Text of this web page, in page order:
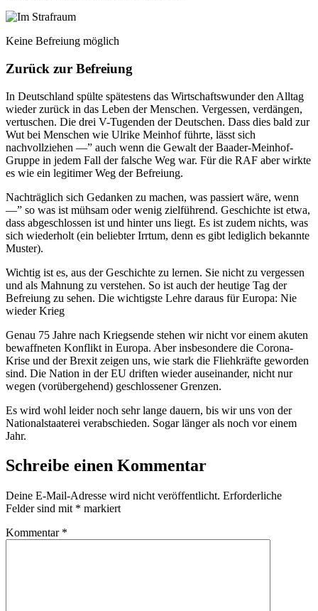
Keine Befreiung möglich
Zurück zur Befreiung
In Deutschland spülte spätestens das Wirtschaftswunder den Alltag
wieder zurück in das Leben der Menschen. Vergessen, verdängen,
vertuschen. Die drei V-Tugenden der Deutschen. Dass dies bald zur
Wut bei Menschen wie Ulrike Meinhof führte, lässt sich
nachvollziehen —” auch wenn die Gewalt der Baader-Meinhof-
Gruppe in jedem Fall der falsche Weg war. Für die RAF aber wirkte
es wie ein legitimer Weg der Befreiung.
Nachträglich sich Gedanken zu machen, was passiert wäre, wenn
—” so was ist mühsam oder wenig zielführend. Geschichte ist etwa,
dass abgeschlossen ist und hinter uns liegt. Es ist zudem nichts, was
sich wiederholt (ein beliebter Irrtum, denn es gibt lediglich bekannte
Muster).
Wichtig ist es, aus der Geschichte zu lernen. Sie nicht zu vergessen
und als Mahnung zu verstehen. So ist auch der heutige Tag der
Befreiung zu sehen. Die wichtigste Lehre daraus für Europa: Nie
wieder Krieg
Genau 75 Jahre nach Kriegsende stehen wir nicht vor einem akuten
bewaffneten Konflikt in Europa. Aber insbesondere die Corona-
Krise und der Brexit zeigen uns, wie stark die Fliehkräfte geworden
sind. Die Nation in der EU driften wieder auseinander, nicht nur
wegen (vorübergehend) geschlossener Grenzen.
Es wird wohl leider noch sehr lange dauern, bis wir uns von der
Nationalstaaterei verabschieden. Sogar länger als noch vor einem
Jahr.
Schreibe einen Kommentar
Deine E-Mail-Adresse wird nicht veröffentlicht. Erforderliche
Felder sind mit * markiert
Kommentar *